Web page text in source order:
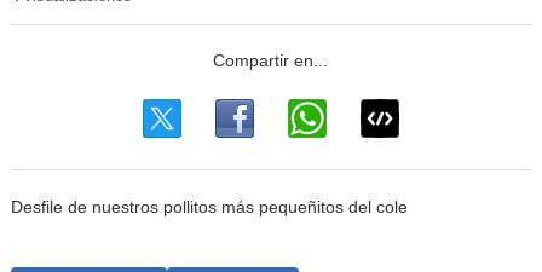
Desfile de nuestros pollitos más pequeñitos del cole